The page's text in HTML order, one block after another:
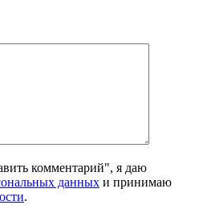
комментарий", я даю
данных и принимаю
.